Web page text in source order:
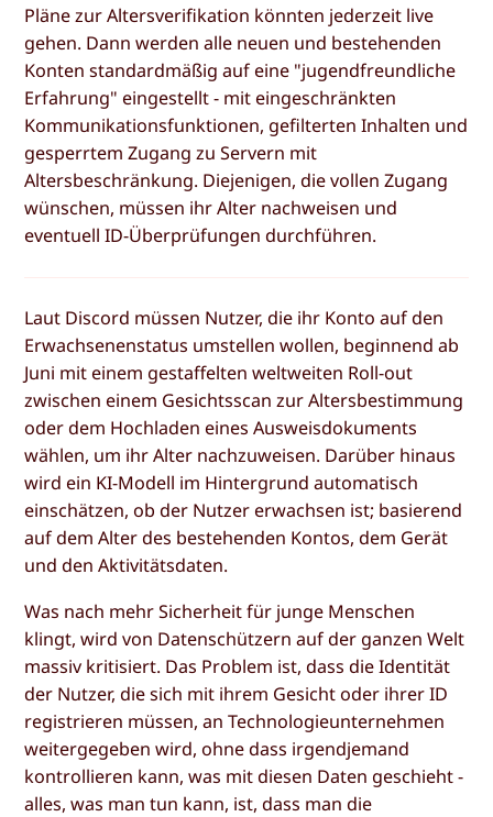
Pläne zur Altersverifikation könnten jederzeit live
gehen. Dann werden alle neuen und bestehenden
Konten standardmäßig auf eine "jugendfreundliche
Erfahrung" eingestellt - mit eingeschränkten
Kommunikationsfunktionen, gefilterten Inhalten und
gesperrtem Zugang zu Servern mit
Altersbeschränkung. Diejenigen, die vollen Zugang
wünschen, müssen ihr Alter nachweisen und
eventuell ID-Überprüfungen durchführen.
Laut Discord müssen Nutzer, die ihr Konto auf den
Erwachsenenstatus umstellen wollen, beginnend ab
Juni mit einem gestaffelten weltweiten Roll-out
zwischen einem Gesichtsscan zur Altersbestimmung
oder dem Hochladen eines Ausweisdokuments
wählen, um ihr Alter nachzuweisen. Darüber hinaus
wird ein KI-Modell im Hintergrund automatisch
einschätzen, ob der Nutzer erwachsen ist; basierend
auf dem Alter des bestehenden Kontos, dem Gerät
und den Aktivitätsdaten.
Was nach mehr Sicherheit für junge Menschen
klingt, wird von Datenschützern auf der ganzen Welt
massiv kritisiert. Das Problem ist, dass die Identität
der Nutzer, die sich mit ihrem Gesicht oder ihrer ID
registrieren müssen, an Technologieunternehmen
weitergegeben wird, ohne dass irgendjemand
kontrollieren kann, was mit diesen Daten geschieht -
alles, was man tun kann, ist, dass man die